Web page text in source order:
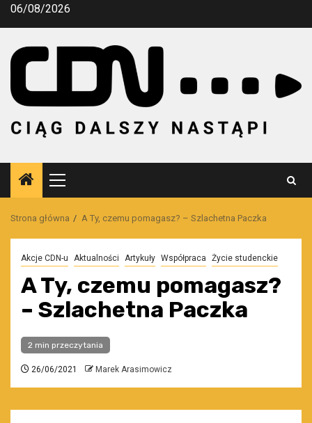
Przejdź
06/08/2026
Menu
główne
Strona główna A Ty, czemu pomagasz? – Szlachetna Paczka
Akcje CDN-u Aktualności Artykuły Współpraca Życie studenckie
A Ty, czemu pomagasz?
– Szlachetna Paczka
2 min przeczytania
26/06/2021 Marek Arasimowicz